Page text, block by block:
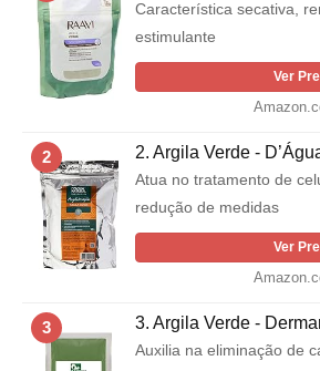
Característica secativa,
estimulante
Ver
2 2. Argila Verde -
Atua no tratamento de
redução de medidas
Ver
3 3. Argila Verde -
Auxilia na eliminação de